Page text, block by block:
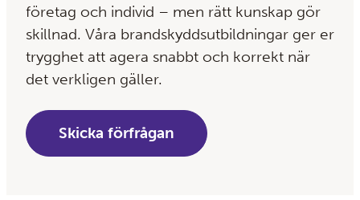
företag och individ – men rätt kunskap gör
skillnad. Våra brandskyddsutbildningar ger er
trygghet att agera snabbt och korrekt när
det verkligen gäller.
Skicka förfrågan